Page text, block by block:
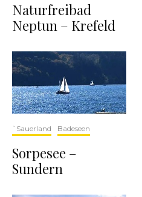
Naturfreibad
Neptun – Krefeld
`Sauerland Badeseen
Sorpesee –
Sundern